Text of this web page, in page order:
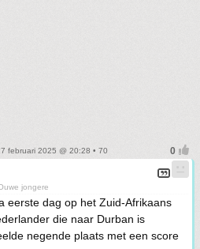
februari 2025 @ 20:28 • 70
jongere
eerste dag op het Zuid-Afrikaans
die naar Durban is
negende plaats met een score